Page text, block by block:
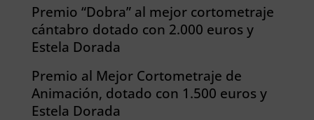
Premio “Dobra” al mejor cortometraje
cántabro dotado con 2.000 euros y
Estela Dorada
Premio al Mejor Cortometraje de
Animación, dotado con 1.500 euros y
Estela Dorada